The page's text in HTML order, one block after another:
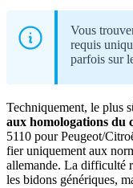
Vous
requis
parfois sur
Techniquement, le plus
aux homologations du
5110 pour Peugeot/
fier uniquement aux
allemande. La difficulté
les bidons génériques,